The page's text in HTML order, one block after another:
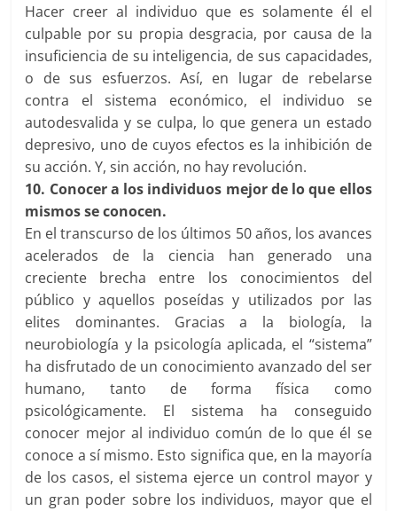
Hacer creer al individuo que es solamente él el
culpable por su propia desgracia, por causa de la
insuficiencia de su inteligencia, de sus capacidades,
o de sus esfuerzos. Así, en lugar de rebelarse
contra el sistema económico, el individuo se
autodesvalida y se culpa, lo que genera un estado
depresivo, uno de cuyos efectos es la inhibición de
su acción. Y, sin acción, no hay revolución.
10. Conocer a los individuos mejor de lo que ellos
mismos se conocen.
En el transcurso de los últimos 50 años, los avances
acelerados de la ciencia han generado una
creciente brecha entre los conocimientos del
público y aquellos poseídas y utilizados por las
elites dominantes. Gracias a la biología, la
neurobiología y la psicología aplicada, el “sistema”
ha disfrutado de un conocimiento avanzado del ser
humano, tanto de forma física como
psicológicamente. El sistema ha conseguido
conocer mejor al individuo común de lo que él se
conoce a sí mismo. Esto significa que, en la mayoría
de los casos, el sistema ejerce un control mayor y
un gran poder sobre los individuos, mayor que el